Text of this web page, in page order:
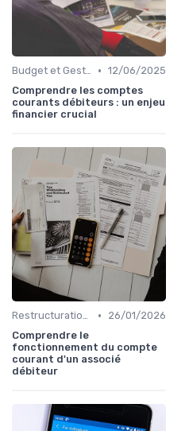
Budget et Gestion des Finances Personnelles • 12/06/2025
Comprendre les comptes
courants débiteurs : un enjeu
financier crucial
Restructuration de Dettes •
26/01/2026
Comprendre le
fonctionnement du compte
courant d'un associé
débiteur